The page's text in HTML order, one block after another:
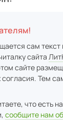
сам текст
сайта
сайте
Тем
что есть
сообщите нам